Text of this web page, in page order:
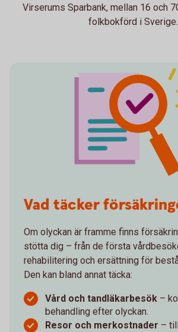
Virserums Sparbank, mellan 16 och
folkbokförd i Sverige.
Vad täcker
Om olyckan är framme finns
stötta dig – från de första
rehabilitering och ersättning för
Den kan bland annat täcka:
Vård och tandläkarbesök –
behandling efter olyckan.
Resor och merkostnader –